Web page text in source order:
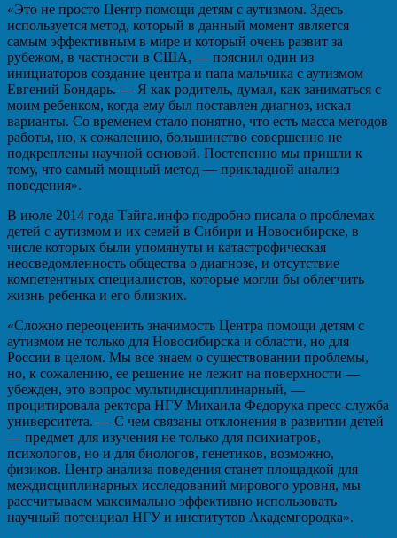
«Это не просто Центр помощи детям с аутизмом. Здесь
используется метод, который в данный момент является
самым эффективным в мире и который очень развит за
рубежом, в частности в США, — пояснил один из
инициаторов создание центра и папа мальчика с аутизмом
Евгений Бондарь. — Я как родитель, думал, как заниматься с
моим ребенком, когда ему был поставлен диагноз, искал
варианты. Со временем стало понятно, что есть масса методов
работы, но, к сожалению, большинство совершенно не
подкреплены научной основой. Постепенно мы пришли к
тому, что самый мощный метод — прикладной анализ
поведения».
В июле 2014 года Тайга.инфо подробно писала о проблемах
детей с аутизмом и их семей в Сибири и Новосибирске, в
числе которых были упомянуты и катастрофическая
неосведомленность общества о диагнозе, и отсутствие
компетентных специалистов, которые могли бы облегчить
жизнь ребенка и его близких.
«Сложно переоценить значимость Центра помощи детям с
аутизмом не только для Новосибирска и области, но для
России в целом. Мы все знаем о существовании проблемы,
но, к сожалению, ее решение не лежит на поверхности —
убежден, это вопрос мультидисциплинарный, —
процитировала ректора НГУ Михаила Федорука пресс-служба
университета. — С чем связаны отклонения в развитии детей
— предмет для изучения не только для психиатров,
психологов, но и для биологов, генетиков, возможно,
физиков. Центр анализа поведения станет площадкой для
междисциплинарных исследований мирового уровня, мы
рассчитываем максимально эффективно использовать
научный потенциал НГУ и институтов Академгородка».